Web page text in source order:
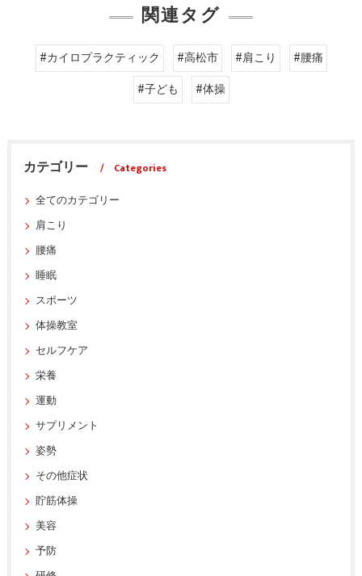
関連タグ
#カイロプラクティック #高松市 #肩こり
#腰痛
#子ども
#体操
カテゴリー
Categories
全てのカテゴリー
肩こり
腰痛
睡眠
スポーツ
体操教室
セルフケア
栄養
運動
サプリメント
姿勢
その他症状
貯筋体操
美容
予防